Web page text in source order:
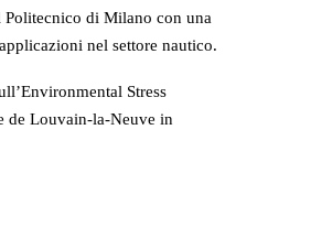
Politecnico di Milano con una
nel settore nautico.
Stress
de Louvain-la-Neuve in